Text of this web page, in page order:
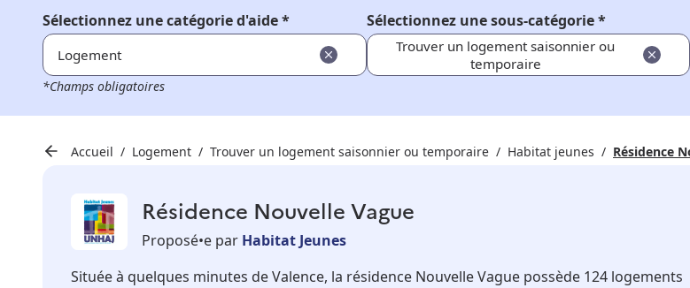
Sélectionnez une catégorie d'aide *
Logement
Sélectionnez une sous-catégorie *
Trouver un logement saisonnier ou
temporaire
*Champs obligatoires
Accueil Logement Trouver un logement saisonnier ou temporaire Habitat jeunes Résidence
Résidence Nouvelle Vague
Proposé•e par Habitat Jeunes
Située à quelques minutes de Valence, la résidence Nouvelle Vague possède 124 logements